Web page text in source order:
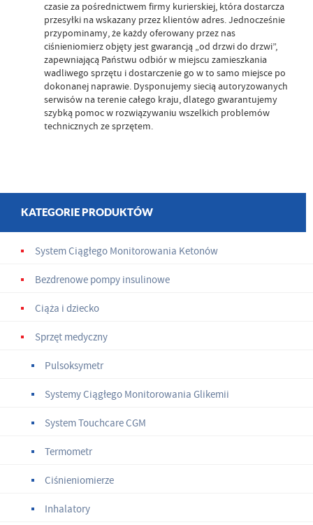
czasie za pośrednictwem firmy kurierskiej, która dostarcza
przesyłki na wskazany przez klientów adres. Jednocześnie
przypominamy, że każdy oferowany przez nas
ciśnieniomierz objęty jest gwarancją „od drzwi do drzwi”,
zapewniającą Państwu odbiór w miejscu zamieszkania
wadliwego sprzętu i dostarczenie go w to samo miejsce po
dokonanej naprawie. Dysponujemy siecią autoryzowanych
serwisów na terenie całego kraju, dlatego gwarantujemy
szybką pomoc w rozwiązywaniu wszelkich problemów
technicznych ze sprzętem.
KATEGORIE PRODUKTÓW
System Ciągłego Monitorowania Ketonów
Bezdrenowe pompy insulinowe
Ciąża i dziecko
Sprzęt medyczny
Pulsoksymetr
Systemy Ciągłego Monitorowania Glikemii
System Touchcare CGM
Termometr
Ciśnieniomierze
Inhalatory